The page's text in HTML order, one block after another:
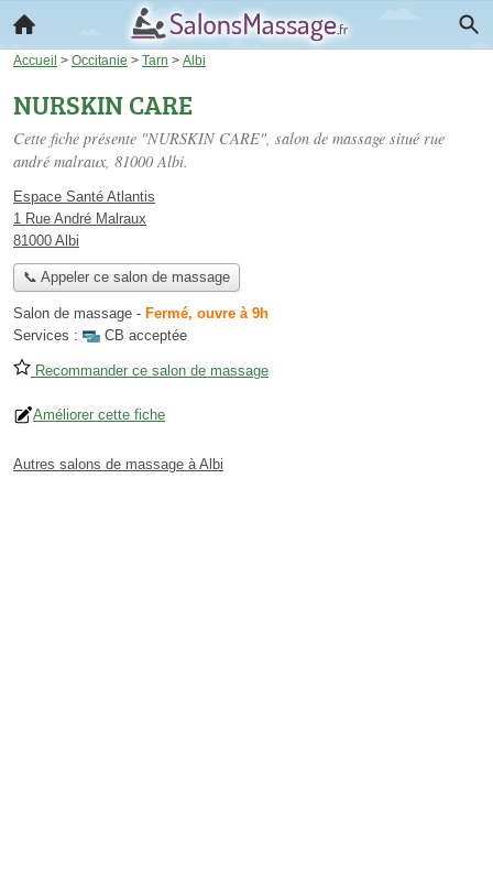
Accueil > Occitanie > Tarn > Albi
NURSKIN CARE
Cette fiche présente "NURSKIN CARE", salon de massage situé rue
andré malraux, 81000 Albi.
Espace Santé Atlantis
1 Rue André Malraux
81000 Albi
📞 Appeler ce salon de massage
Salon de massage - Fermé, ouvre à 9h
Services :
CB acceptée
Recommander ce salon de massage
Améliorer cette fiche
Autres salons de massage à Albi